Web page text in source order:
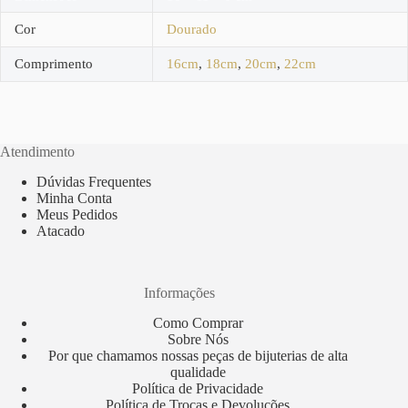
Cor Dourado
Comprimento 16cm, 18cm, 20cm, 22cm
Atendimento
Dúvidas Frequentes
Minha Conta
Meus Pedidos
Atacado
Informações
Como Comprar
Sobre Nós
Por que chamamos nossas peças de bijuterias de alta
qualidade
Política de Privacidade
Política de Trocas e Devoluções